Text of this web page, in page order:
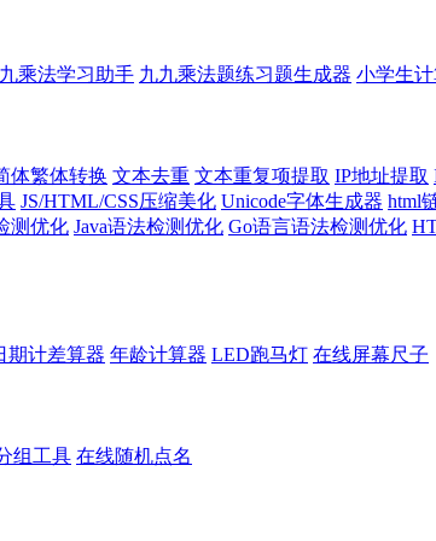
乘法学习助手 九九乘法题练习题生成器 小学生
体繁体转换 文本去重 文本重复项提取 IP地址提取
JS/HTML/CSS压缩美化 Unicode字体生成器 html
测优化 Java语法检测优化 Go语言语法检测优化
期计差算器 年龄计算器 LED跑马灯 在线屏幕尺子
组工具 在线随机点名